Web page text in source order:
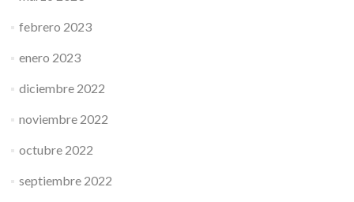
febrero 2023
enero 2023
diciembre 2022
noviembre 2022
octubre 2022
septiembre 2022